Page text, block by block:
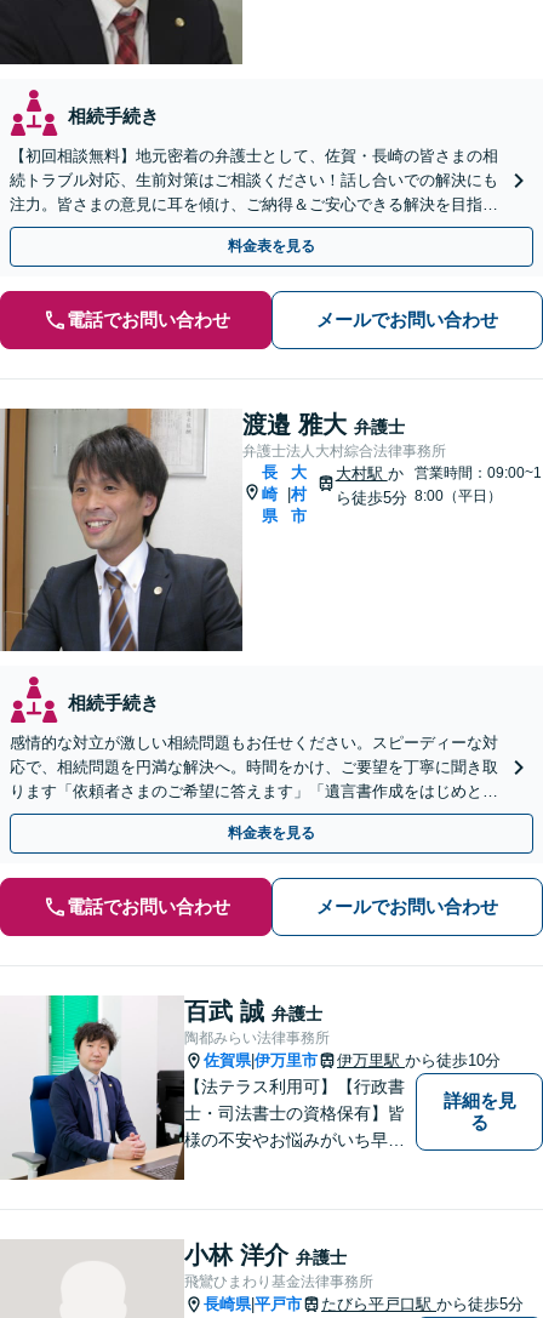
相続手続き
【初回相談無料】地元密着の弁護士として、佐賀・長崎の皆さまの相
続トラブル対応、生前対策はご相談ください！話し合いでの解決にも
注力。皆さまの意見に耳を傾け、ご納得＆ご安心できる解決を目指し
ます【当日相談可】【駐車場あり】【武雄温泉駅8分】
料金表を見る
電話でお問い合わせ メールでお問い合わせ
渡邉 雅大 弁護士
弁護士法人大村綜合法律事務所
長
崎
県
大
村
市
大村駅 か
ら徒歩5分
営業時間：09:00~1
8:00（平日）
相続手続き
感情的な対立が激しい相続問題もお任せください。スピーディーな対
応で、相続問題を円満な解決へ。時間をかけ、ご要望を丁寧に聞き取
ります「依頼者さまのご希望に答えます」「遺言書作成をはじめとし
た「終活」もサポート」【バリアフリー】【完全個室対応】
料金表を見る
電話でお問い合わせ メールでお問い合わせ
百武 誠 弁護士
陶都みらい法律事務所
佐賀県|伊万里市 伊万里駅 から徒歩10分
【法テラス利用可】【行政書
士・司法書士の資格保有】皆
様の不安やお悩みがいち早く
たします。また、依頼者様が
お悩みを話しやすい環境作り
を心がけております。
詳細を見
る
小林 洋介 弁護士
飛鸞ひまわり基金法律事務所
長崎県|平戸市 たびら平戸口駅 から徒歩5分